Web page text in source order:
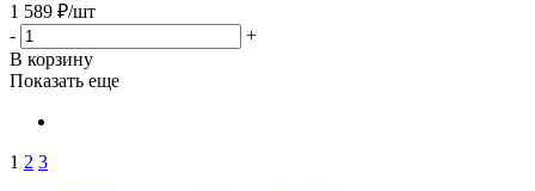
1 589 ₽/шт
-
+
В корзину
Показать еще
1 2 3